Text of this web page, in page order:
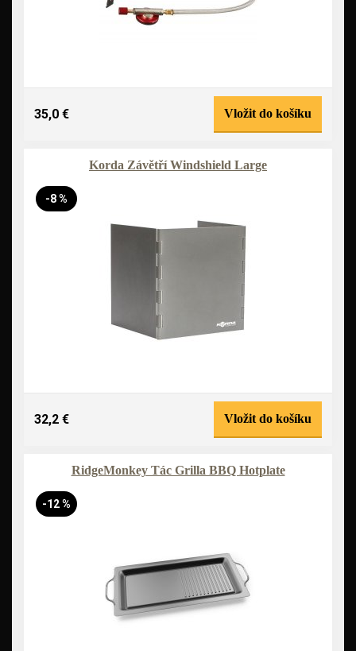
35,0 € Vložit do košíku
Korda Závětří Windshield Large
-8 %
32,2 € Vložit do košíku
RidgeMonkey Tác Grilla BBQ Hotplate
-12 %